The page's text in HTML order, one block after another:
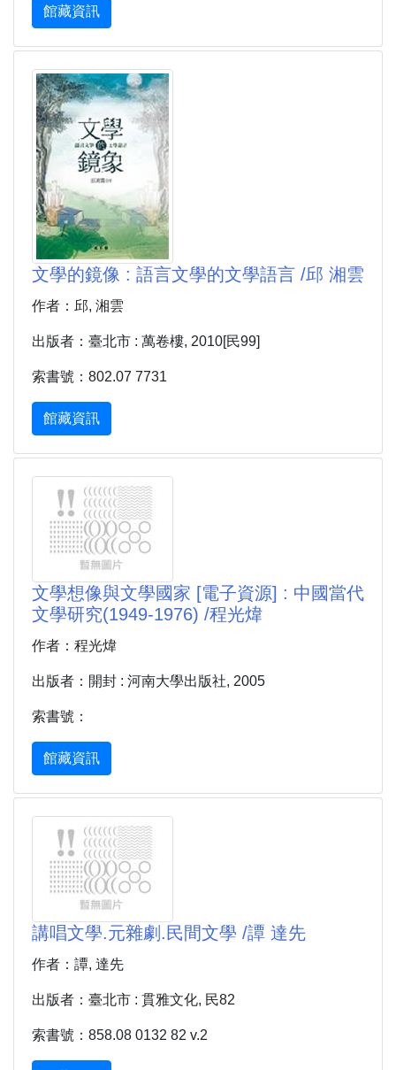
館藏資訊
文學的鏡像 : 語言文學的文學語言 /邱 湘雲
作者：邱, 湘雲
出版者：臺北市 : 萬卷樓, 2010[民99]
索書號：802.07 7731
館藏資訊
文學想像與文學國家 [電子資源] : 中國當代
文學研究(1949-1976) /程光煒
作者：程光煒
出版者：開封 : 河南大學出版社, 2005
索書號：
館藏資訊
講唱文學.元雜劇.民間文學 /譚 達先
作者：譚, 達先
出版者：臺北市 : 貫雅文化, 民82
索書號：858.08 0132 82 v.2